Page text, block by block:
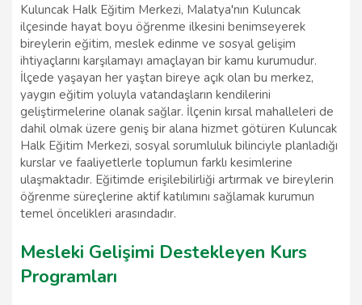
Kuluncak Halk Eğitim Merkezi, Malatya'nın Kuluncak
ilçesinde hayat boyu öğrenme ilkesini benimseyerek
bireylerin eğitim, meslek edinme ve sosyal gelişim
ihtiyaçlarını karşılamayı amaçlayan bir kamu kurumudur.
İlçede yaşayan her yaştan bireye açık olan bu merkez,
yaygın eğitim yoluyla vatandaşların kendilerini
geliştirmelerine olanak sağlar. İlçenin kırsal mahalleleri de
dahil olmak üzere geniş bir alana hizmet götüren Kuluncak
Halk Eğitim Merkezi, sosyal sorumluluk bilinciyle planladığı
kurslar ve faaliyetlerle toplumun farklı kesimlerine
ulaşmaktadır. Eğitimde erişilebilirliği artırmak ve bireylerin
öğrenme süreçlerine aktif katılımını sağlamak kurumun
temel öncelikleri arasındadır.
Mesleki Gelişimi Destekleyen Kurs
Programları